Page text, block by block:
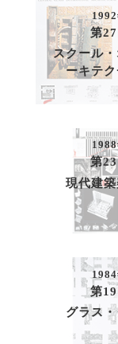
第27
スクール
ーキテ
第
現代建
第19
グラス